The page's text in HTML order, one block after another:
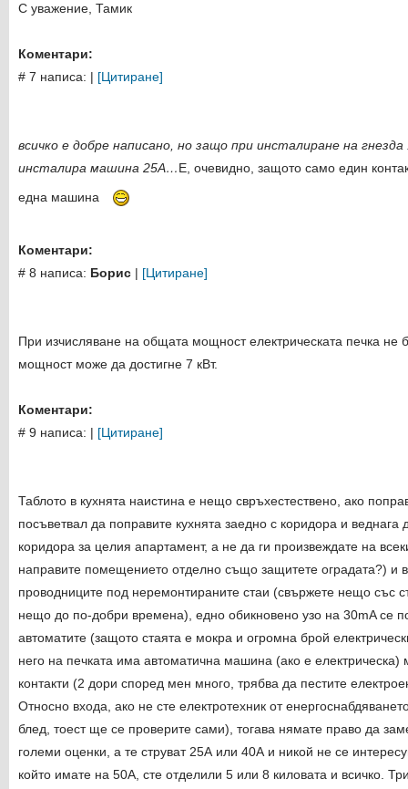
С уважение, Тамик
Коментари:
# 7 написа: | [Цитиране]
всичко е добре написано, но защо при инсталиране на гнезда
инсталира машина 25А…Е, очевидно, защото само един
една машина
Коментари:
# 8 написа: Борис | [Цитиране]
При изчисляване на общата мощност електрическата печка не
мощност може да достигне 7 кВт.
Коментари:
# 9 написа: | [Цитиране]
Таблото в кухнята наистина е нещо свръхестествено, ако
посъветвал да поправите кухнята заедно с коридора и
коридора за целия апартамент, а не да ги произвеждате на
направите помещението отделно също защитете оградата?) и
проводниците под неремонтираните стаи (свържете нещо със
нещо до по-добри времена), едно обикновено узо на 30mA се
автоматите (защото стаята е мокра и огромна брой
него на печката има автоматична машина (ако е електрическа)
контакти (2 дори според мен много, трябва да пестите
Относно входа, ако не сте електротехник от
блед, тоест ще се проверите сами), тогава нямате право да
големи оценки, а те струват 25А или 40А и никой не се
който имате на 50А, сте отделили 5 или 8 киловата и всичко.